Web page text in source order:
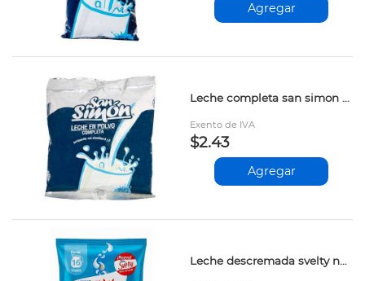
Agregar
Leche completa san simon sobre 125gr
Exento de IVA
$2.43
Agregar
Leche descremada svelty nestle 400gr 13383235